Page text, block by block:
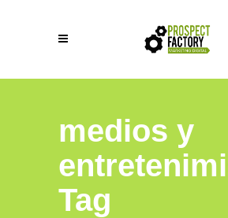
medios y
Tag